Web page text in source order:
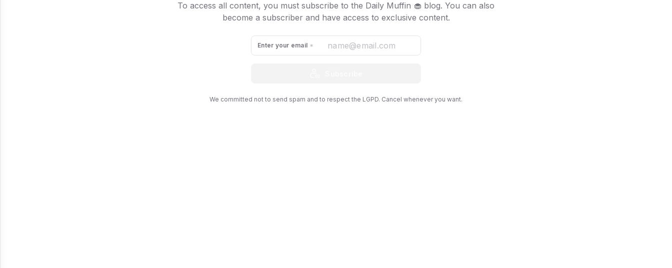
Segunda feira braba pra nossas cryptos do coração. Só aDogeresolveu pular
da cama cedo e nos dar o ar da graça de subir a ladeira. No fechamento dessa
edição as outras coins tinham prolongado o sono e não apresentavam reação.
To access all content, you must subscribe to the Daily Muffin 🧁 blog. You can also
become a subscriber and have access to exclusive content.
Enter your email
We committed not to send spam and to respect the LGPD. Cancel whenever you want.